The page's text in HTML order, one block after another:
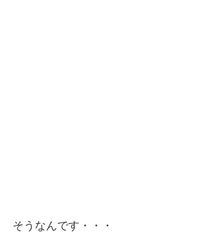
そうなんです・・・